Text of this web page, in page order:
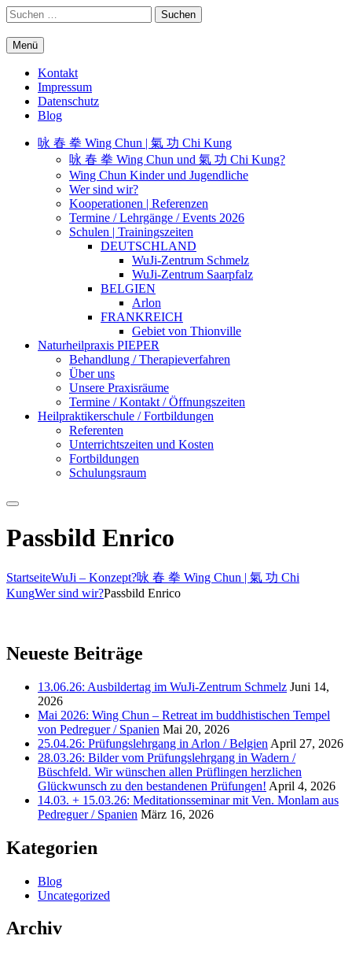
Springe
zum
Inhalt
Suchen
nach:
WuJi – Zentrum
WuJi Konzept
Menü
Kontakt
Impressum
Datenschutz
Blog
咏 春 拳 Wing Chun | 氣 功 Chi Kung
咏 春 拳 Wing Chun und 氣 功 Chi Kung?
Wing Chun Kinder und Jugendliche
Wer sind wir?
Kooperationen | Referenzen
Termine / Lehrgänge / Events 2026
Schulen | Trainingszeiten
DEUTSCHLAND
WuJi-Zentrum Schmelz
WuJi-Zentrum Saarpfalz
BELGIEN
Arlon
FRANKREICH
Gebiet von Thionville
Naturheilpraxis PIEPER
Behandlung / Therapieverfahren
Über uns
Unsere Praxisräume
Termine / Kontakt / Öffnungszeiten
Heilpraktikerschule / Fortbildungen
Referenten
Unterrichtszeiten und Kosten
Fortbildungen
Schulungsraum
Suchen
Passbild Enrico
StartseiteWuJi – Konzept?咏 春 拳 Wing Chun | 氣 功 Chi
KungWer sind wir?Passbild Enrico
Neueste Beiträge
13.06.26: Ausbildertag im WuJi-Zentrum Schmelz Juni 14,
2026
Mai 2026: Wing Chun – Retreat im buddhistischen Tempel
von Pedreguer / Spanien Mai 20, 2026
25.04.26: Prüfungslehrgang in Arlon / Belgien April 27, 2026
28.03.26: Bilder vom Prüfungslehrgang in Wadern /
Büschfeld. Wir wünschen allen Prüflingen herzlichen
Glückwunsch zu den bestandenen Prüfungen! April 4, 2026
14.03. + 15.03.26: Meditationsseminar mit Ven. Monlam aus
Pedreguer / Spanien März 16, 2026
Kategorien
Blog
Uncategorized
Archiv